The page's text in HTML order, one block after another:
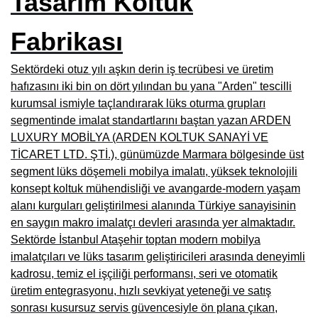
Eskişehir Mobilyacılar, Mobilya Mağazaları, Firmaları
Isparta Mobilyacılar, Mobilya Mağazaları, Fabrikaları
Çankırı Mobilyacılar, Mobilya Mağazaları, İmalatçıları
Mersin Mobilyacılar, Mobilya Mağazaları, Üreticileri
Antalya Mobilyacıları, Mobilya Mağazaları, Firmaları
Bolu Mobilyacılar, Mobilya Mağazaları, İmalatçıları
Kırklareli Mobilyacılar, Mobilya Firmaları, Mağazaları
Muğla Mobilyacılar, Mobilya Mağazaları, İmalatçıları
Kastamonu Mobilya Mağazaları, Firmaları
Sakarya Mobilyacılar, Mobilya Mağazaları, İmalatçıları
Fabrikası
Sektördeki otuz yılı aşkın derin iş tecrübesi ve üretim
hafızasını iki bin on dört yılından bu yana "Arden" tescilli
kurumsal ismiyle taçlandırarak lüks oturma grupları
segmentinde imalat standartlarını baştan yazan ARDEN
LUXURY MOBİLYA (ARDEN KOLTUK SANAYİ VE
TİCARET LTD. ŞTİ.), günümüzde Marmara bölgesinde üst
segment lüks döşemeli mobilya imalatı, yüksek teknolojili
konsept koltuk mühendisliği ve avangarde-modern yaşam
alanı kurguları geliştirilmesi alanında Türkiye sanayisinin
en saygın makro imalatçı devleri arasında yer almaktadır.
Sektörde İstanbul Ataşehir toptan modern mobilya
imalatçıları ve lüks tasarım geliştiricileri arasında deneyimli
kadrosu, temiz el işçiliği performansı, seri ve otomatik
üretim entegrasyonu, hızlı sevkiyat yeteneği ve satış
sonrası kusursuz servis güvencesiyle ön plana çıkan,